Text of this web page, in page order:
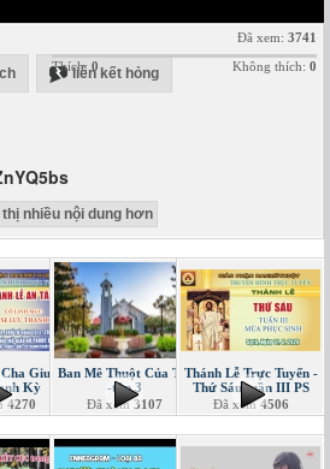
liên kết hỏng
Đã xem: 3741
Thích: 0 Không thích: 0
thị nhiều nội dung hơn
Giuse
Kỳ
4270
Ban Mê Thuột Của Tôi
-tập 3
Đã xem3107
Thánh Lễ Trực Tuyến -
Thứ Sáu tuần III PS
Đã xem4506